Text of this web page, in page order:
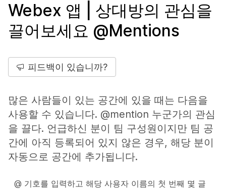
Webex 앱 | 상대방의 관심을
끌어보세요 @Mentions
피드백이 있습니까?
많은 사람들이 있는 공간에 있을 때는 다음을
사용할 수 있습니다. @mention 누군가의 관심
을 끌다. 언급하신 분이 팀 구성원이지만 팀 공
간에 아직 등록되어 있지 않은 경우, 해당 분이
자동으로 공간에 추가됩니다.
@ 기호를 입력하고 해당 사용자 이름의 첫 번째 몇 글